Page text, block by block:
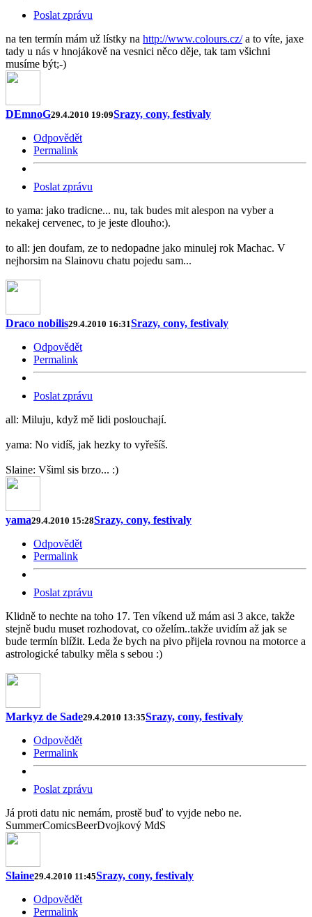
Poslat zprávu
na ten termín mám už lístky na http://www.colours.cz/a to víte, jaxe
tady u nás v hnojákově na vesnici něco děje, tak tam všichni
musíme být;-)
DEmnoG29.4.2010 19:09Srazy, cony, festivaly
Odpovědět
Permalink
Poslat zprávu
to yama: jako tradicne... nu, tak budes mit alespon na vyber a
nekakej cervenec, to je jeste dlouho:).
to all: jen doufam, ze to nedopadne jako minulej rok Machac. V
nejhorsim na Slainovu chatu pojedu sam...
Draco nobilis29.4.2010 16:31Srazy, cony, festivaly
Odpovědět
Permalink
Poslat zprávu
all: Miluju, když mě lidi poslouchají.
yama: No vidíš, jak hezky to vyřešíš.
Slaine: Všiml sis brzo... :)
yama29.4.2010 15:28Srazy, cony, festivaly
Odpovědět
Permalink
Poslat zprávu
Klidně to nechte na toho 17. Ten víkend už mám asi 3 akce, takže
stejně budu muset rozhodovat, co oželím..takže uvidím až jak se
bude termín blížit. Leda že bych na pivo přijela rovnou na motorce a
astrologické tabulky měla s sebou :)
Markyz de Sade29.4.2010 13:35Srazy, cony, festivaly
Odpovědět
Permalink
Poslat zprávu
Já proti datu nic nemám, prostě buď to vyjde nebo ne.
SummerComicsBeerDvojkový MdS
Slaine29.4.2010 11:45Srazy, cony, festivaly
Odpovědět
Permalink